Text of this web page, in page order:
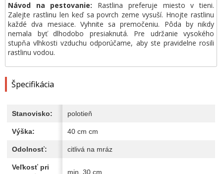
Návod na pestovanie: Rastlina preferuje miesto v tieni.
Zalejte rastlinu len keď sa povrch zeme vysuší. Hnojte rastlinu
každé dva mesiace. Vyhnite sa premočeniu. Pôda by nikdy
nemala byť dlhodobo presiaknutá. Pre udržanie vysokého
stupňa vlhkosti vzduchu odporúčame, aby ste pravidelne rosili
rastlinu vodou.
Špecifikácia
Stanovisko: polotieň
Výška: 40 cm cm
Odolnosť: citlivá na mráz
Veľkosť pri
min. 30 cm